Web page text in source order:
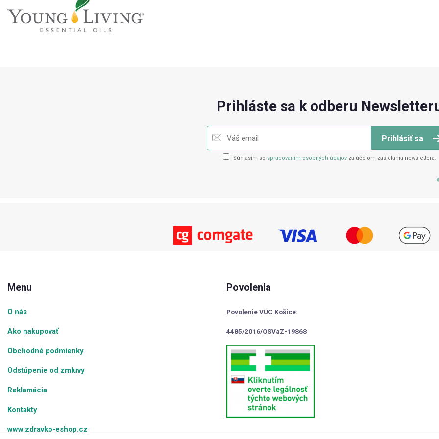
Prihláste sa k odberu
Prihlásiť sa
Súhlasím so spracovaním osobných údajovza účelom zasielania newslettera.
Menu
O nás
Ako nakupovať
Obchodné podmienky
Odstúpenie od zmluvy
Reklamácia
Kontakty
www.zdravko-eshop.cz
Povolenia
Povolenie VÚC Košice:
4485/2016/OSVaZ-19868